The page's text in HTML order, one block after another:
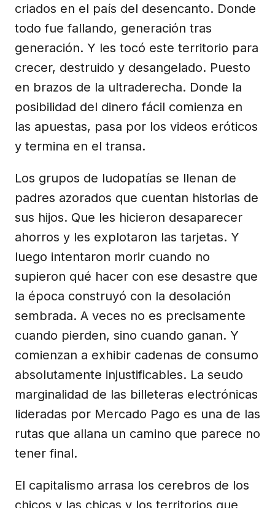
criados en el país del desencanto. Donde
todo fue fallando, generación tras
generación. Y les tocó este territorio para
crecer, destruido y desangelado. Puesto
en brazos de la ultraderecha. Donde la
posibilidad del dinero fácil comienza en
las apuestas, pasa por los videos eróticos
y termina en el transa.
Los grupos de ludopatías se llenan de
padres azorados que cuentan historias de
sus hijos. Que les hicieron desaparecer
ahorros y les explotaron las tarjetas. Y
luego intentaron morir cuando no
supieron qué hacer con ese desastre que
la época construyó con la desolación
sembrada. A veces no es precisamente
cuando pierden, sino cuando ganan. Y
comienzan a exhibir cadenas de consumo
absolutamente injustificables. La seudo
marginalidad de las billeteras electrónicas
lideradas por Mercado Pago es una de las
rutas que allana un camino que parece no
tener final.
El capitalismo arrasa los cerebros de los
chicos y las chicas y los territorios que